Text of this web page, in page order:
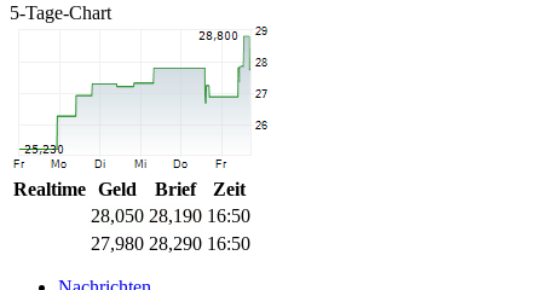
5-Tage-Chart
Realtime Geld Brief
Zeit
28,050 28,190 16:50
27,980 28,290 16:50